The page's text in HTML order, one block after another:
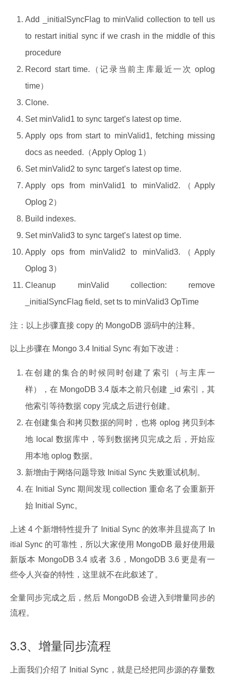
Add _initialSyncFlag to minValid collection to tell us
to restart initial sync if we crash in the middle of this
procedure
Record start time.（记录当前主库最近一次 oplog
time）
Clone.
Set minValid1 to sync target’s latest op time.
Apply ops from start to minValid1, fetching missing
docs as needed.（Apply Oplog 1）
Set minValid2 to sync target’s latest op time.
Apply ops from minValid1 to minValid2.（Apply
Oplog 2）
Build indexes.
Set minValid3 to sync target’s latest op time.
Apply ops from minValid2 to minValid3.（Apply
Oplog 3）
Cleanup minValid collection: remove
_initialSyncFlag field, set ts to minValid3 OpTime
注：以上步骤直接 copy 的 MongoDB 源码中的注释。
以上步骤在 Mongo 3.4 Initial Sync 有如下改进：
在创建的集合的时候同时创建了索引（与主库一
样），在 MongoDB 3.4 版本之前只创建 _id 索引，其
他索引等待数据 copy 完成之后进行创建。
在创建集合和拷贝数据的同时，也将 oplog 拷贝到本
地 local 数据库中，等到数据拷贝完成之后，开始应
用本地 oplog 数据。
新增由于网络问题导致 Initial Sync 失败重试机制。
在 Initial Sync 期间发现 collection 重命名了会重新开
始 Initial Sync。
上述 4 个新增特性提升了 Initial Sync 的效率并且提高了 In
itial Sync 的可靠性，所以大家使用 MongoDB 最好使用最
新版本 MongoDB 3.4 或者 3.6，MongoDB 3.6 更是有一
些令人兴奋的特性，这里就不在此叙述了。
全量同步完成之后，然后 MongoDB 会进入到增量同步的
流程。
3.3、增量同步流程
上面我们介绍了 Initial Sync，就是已经把同步源的存量数